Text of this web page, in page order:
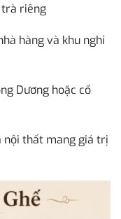
trà riêng
hàng và khu nghỉ
Dương hoặc cổ
nội thất mang giá trị